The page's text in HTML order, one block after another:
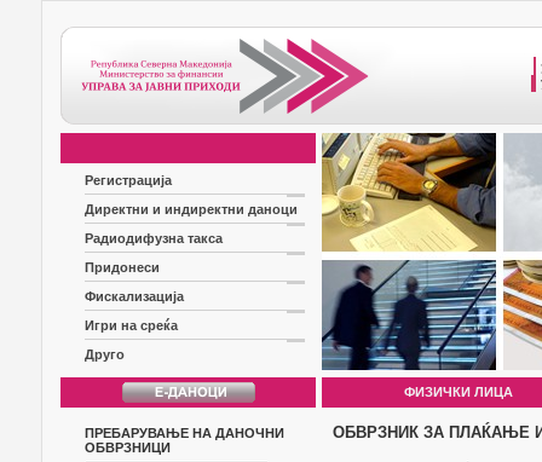
Регистрација
Директни и индиректни даноци
Радиодифузна такса
Придонеси
Фискализација
Игри на среќа
Друго
ФИЗИЧКИ ЛИЦА
ПРЕБАРУВАЊЕ НА ДАНОЧНИ
ОБВРЗНИЦИ
ОБВРЗНИК ЗА ПЛАЌАЊЕ